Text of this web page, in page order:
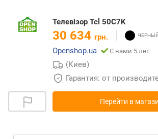
Телевізор Tcl 50C7K
30 634 грн.
Openshop.ua
С нами 5 лет
(Киев)
Гарантия: от
Перейти в